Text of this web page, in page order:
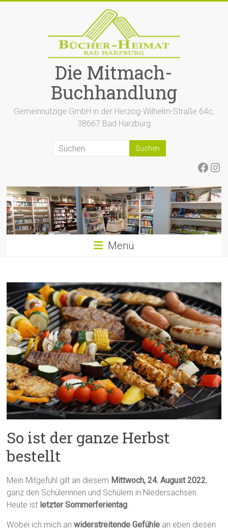
Die Mitmach-
Buchhandlung
Gemeinnützige GmbH in der Herzog-Wilhelm-Straße 64c,
38667 Bad Harzburg
Menü
So ist der ganze Herbst
bestellt
Mein Mitgefühl gilt an diesem Mittwoch, 24. August 2022,
ganz den Schülerinnen und Schülern in Niedersachsen.
Heute ist letzter Sommerferientag
Wobei ich mich anwiderstreitende Gefühle an eben diesen